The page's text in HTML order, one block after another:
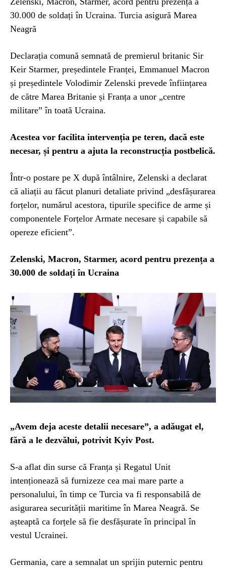
30.000 de soldați în Ucraina. Turcia asigură Marea
Neagră
Declarația comună semnată de premierul britanic Sir
Keir Starmer, președintele Franței, Emmanuel Macron
și președintele Volodimir Zelenski prevede înființarea
de către Marea Britanie și Franța a unor „centre
militare” în toată Ucraina.
Acestea vor facilita intervenția pe teren, dacă este
necesar, și pentru a ajuta la reconstrucția postbelică.
Într-o postare pe X după întâlnire, Zelenski a declarat
că aliații au făcut planuri detaliate privind „desfășurarea
forțelor, numărul acestora, tipurile specifice de arme și
componentele Forțelor Armate necesare și capabile să
opereze eficient”.
Zelenski, Macron, Starmer, acord pentru prezența a
30.000 de soldați în Ucraina
„Avem deja aceste detalii necesare”, a adăugat el,
fără a le dezvălui, potrivit Kyiv Post.
S-a aflat din surse că Franța și Regatul Unit
intenționează să furnizeze cea mai mare parte a
personalului, în timp ce Turcia va fi responsabilă de
asigurarea securității maritime în Marea Neagră. Se
așteaptă ca forțele să fie desfășurate în principal în
vestul Ucrainei.
Germania, care a semnalat un sprijin puternic pentru